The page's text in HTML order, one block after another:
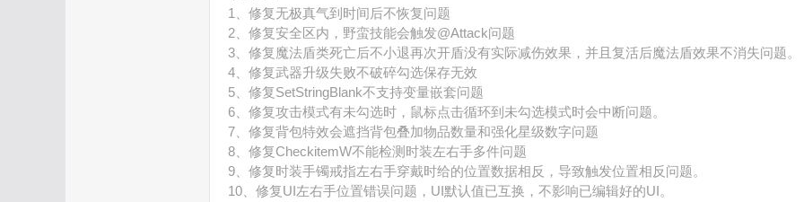
1、修复无极真气到时间后不恢复问题
2、修复安全区内，野蛮技能会触发@Attack问题
3、修复魔法盾类死亡后不小退再次开盾没有实际减伤效果，并且复活后魔法盾效果不消失问题。
4、修复武器升级失败不破碎勾选保存无效
5、修复SetStringBlank不支持变量嵌套问题
6、修复攻击模式有未勾选时，鼠标点击循环到未勾选模式时会中断问题。
7、修复背包特效会遮挡背包叠加物品数量和强化星级数字问题
8、修复CheckitemW不能检测时装左右手多件问题
9、修复时装手镯戒指左右手穿戴时给的位置数据相反，导致触发位置相反问题。
10、修复UI左右手位置错误问题，UI默认值已互换，不影响已编辑好的UI。